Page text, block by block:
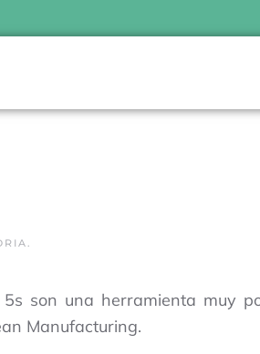
5s son una herramienta muy
Manufacturing.